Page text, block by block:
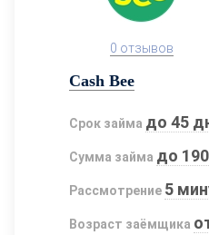
0 отзывов
Cash Bee
Срок займа до 45
Сумма займа до
Рассмотрение 5
Возраст заёмщика